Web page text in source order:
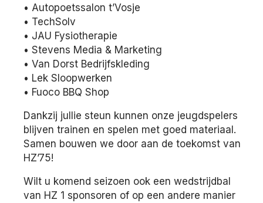
• Autopoetssalon t’Vosje
• TechSolv
• JAU Fysiotherapie
• Stevens Media & Marketing
• Van Dorst Bedrijfskleding
• Lek Sloopwerken
• Fuoco BBQ Shop
Dankzij jullie steun kunnen onze jeugdspelers
blijven trainen en spelen met goed materiaal.
Samen bouwen we door aan de toekomst van
HZ’75!
Wilt u komend seizoen ook een wedstrijdbal
van HZ 1 sponsoren of op een andere manier